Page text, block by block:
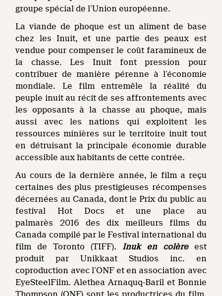
groupe spécial de l’Union européenne.
La viande de phoque est un aliment de base
chez les Inuit, et une partie des peaux est
vendue pour compenser le coût faramineux de
la chasse. Les Inuit font pression pour
contribuer de manière pérenne à l’économie
mondiale. Le film entremêle la réalité du
peuple inuit au récit de ses affrontements avec
les opposants à la chasse au phoque, mais
aussi avec les nations qui exploitent les
ressources minières sur le territoire inuit tout
en détruisant la principale économie durable
accessible aux habitants de cette contrée.
Au cours de la dernière année, le film a reçu
certaines des plus prestigieuses récompenses
décernées au Canada, dont le Prix du public au
festival Hot Docs et une place au
palmarès 2016 des dix meilleurs films du
Canada compilé par le Festival international du
film de Toronto (TIFF). Inuk en colèreest
produit par Unikkaat Studios inc. en
coproduction avec l’ONF et en association avec
EyeSteelFilm. Alethea Arnaquq-Baril et Bonnie